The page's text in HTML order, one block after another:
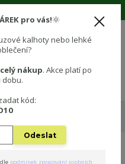
údajů pro účely zaslání dotazníku
pro vás!🌞
kalhoty nebo lehké
nákup. Akce platí po
dobu.
kód:
Odeslat
podmínek zpracování osobních